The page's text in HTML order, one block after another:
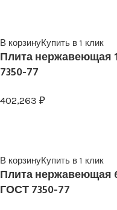
В корзинуКупить в 1 клик
Плита нержавеющая
7350-77
402,263 ₽
В корзинуКупить в 1 клик
Плита нержавеющая
ГОСТ 7350-77